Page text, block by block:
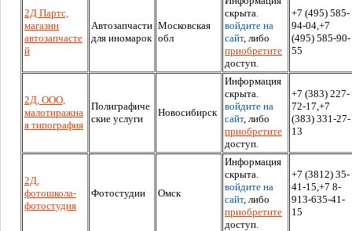
2Д Партс,
магазин
автозапчасте
й
Автозапчасти
для иномарок
Московская
обл
скрыта.
войдите на
сайт, либо
приобретите
доступ.
+7 (495) 585-
94-04,+7
(495) 585-90-
55
2Д, ООО,
малотиражна
я типография
Полиграфиче
ские услуги
Новосибирск
Информация
скрыта.
войдите на
сайт, либо
приобретите
доступ.
+7 (383) 227-
72-17,+7
(383) 331-27-
13
2Д,
фотошкола-
фотостудия
Фотостудии Омск
Информация
скрыта.
войдите на
сайт, либо
приобретите
доступ.
+7 (3812) 35-
41-15,+7 8-
913-635-41-
15